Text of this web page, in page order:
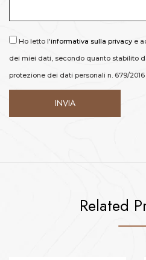
Ho letto l'informativa sulla privacy e
dei miei dati, secondo quanto stabilito
protezione dei dati personali n. 679/2016
Related